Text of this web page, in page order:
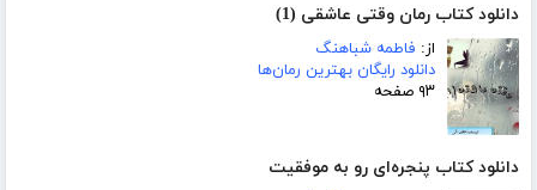
دانلود کتاب رمان وقتی عاشقی (1)
از: فاطمه شباهنگ
دانلود رایگان بهترین رمان‌ها
۹۳ صفحه
دانلود کتاب پنجره‌ای رو به موفقیت